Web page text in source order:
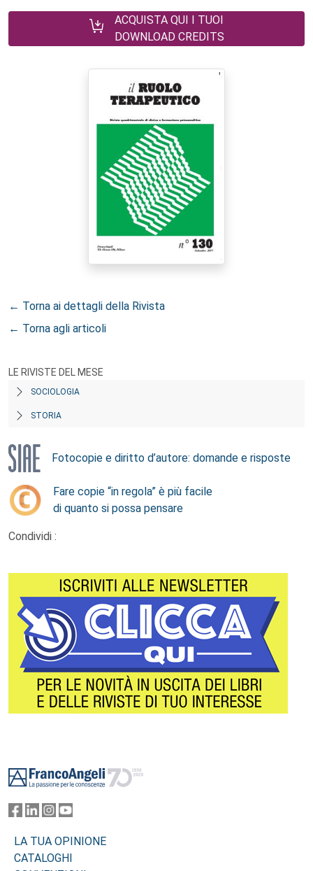
ACQUISTA QUI I TUOI
DOWNLOAD CREDITS
← Torna ai dettagli della Rivista
← Torna agli articoli
LE RIVISTE DEL MESE
SOCIOLOGIA
STORIA
Fotocopie e diritto d’autore: domande e risposte
Fare copie “in regola” è più facile
di quanto si possa pensare
Condividi :
LA TUA OPINIONE
CATALOGHI